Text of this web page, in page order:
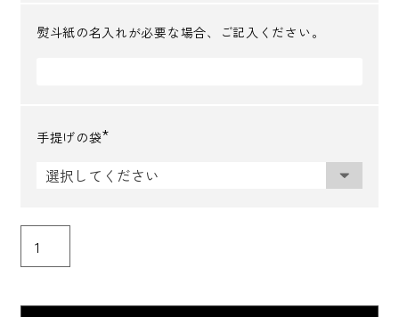
熨斗紙の名入れが必要な場合、ご記入ください。
手提げの袋
必